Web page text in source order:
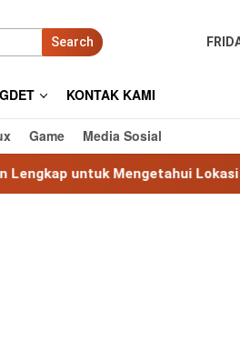
Search
KONTAK KAMI
Game Media Sosial
Mengetahui Lokasi Alamat IP